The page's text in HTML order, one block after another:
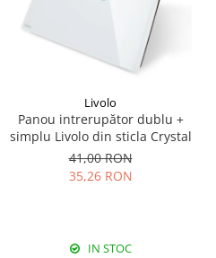
Livolo
Panou intrerupător dublu +
simplu Livolo din sticla Crystal
41,00 RON
35,26 RON
IN STOC